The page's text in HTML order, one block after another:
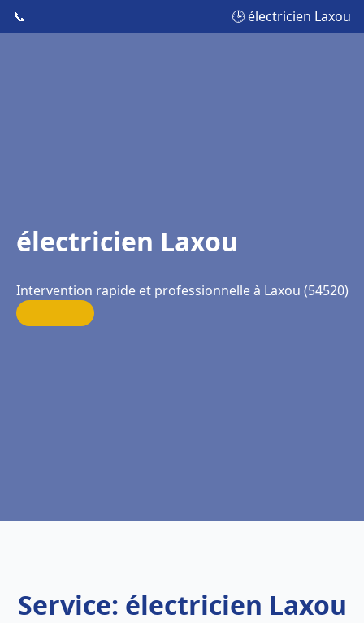
📞 🕒 électricien Laxou
électricien Laxou
Intervention rapide et professionnelle à Laxou (54520)
Service: électricien Laxou